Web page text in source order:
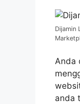
Dijamin
Anda
anda